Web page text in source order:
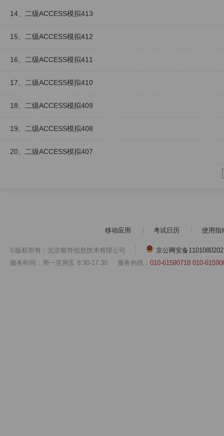
14、二级ACCESS模拟413
15、二级ACCESS模拟412
16、二级ACCESS模拟411
17、二级ACCESS模拟410
18、二级ACCESS模拟409
19、二级ACCESS模拟408
20、二级ACCESS模拟407
移动应用 考试日历 使用指
©版权所有：北京银符信息技术有限公司
京公网安备
服务时间：周一至周五 8:30-17:30 服务热线： 010-61590718 010-